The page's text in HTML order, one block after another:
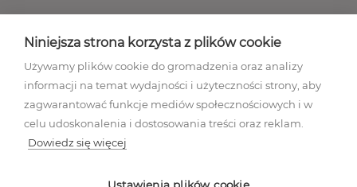
Polityka prywatności
Niniejsza strona korzysta z plików cookie
Używamy plików cookie do gromadzenia oraz analizy
informacji na temat wydajności i użyteczności strony, aby
zagwarantować funkcje mediów społecznościowych i w
celu udoskonalenia i dostosowania treści oraz reklam.
Dowiedz się więcej